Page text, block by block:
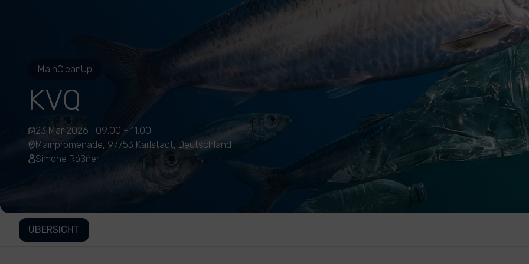
MainCleanUp
KVQ
23 Mär 2026 , 09:00 - 11:00
Mainpromenade, 97753 Karlstadt, Deutschland
Simone Rößner
ÜBERSICHT